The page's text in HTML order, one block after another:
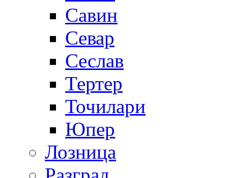
Савин
Севар
Сеслав
Тертер
Точилари
Юпер
Лозница